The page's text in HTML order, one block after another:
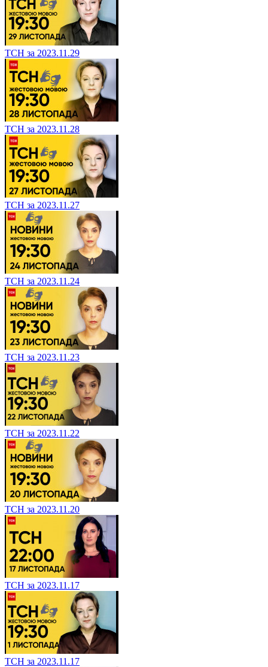
ТСН за 2023.11.29
ТСН за 2023.11.28
ТСН за 2023.11.27
ТСН за 2023.11.24
ТСН за 2023.11.23
ТСН за 2023.11.22
ТСН за 2023.11.20
ТСН за 2023.11.17
ТСН за 2023.11.17